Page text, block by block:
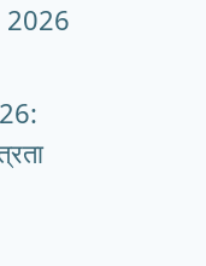
2026